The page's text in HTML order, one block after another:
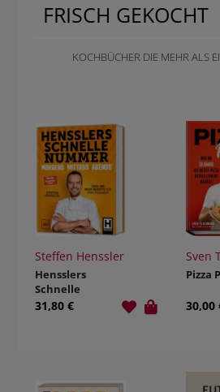
FRISCH GEKOCHT
KOCHBÜCHER DIE MEHR ALS
Steffen Henssler
Hensslers
Schnelle
Nummer -
31,80 €
Sven
Pizza
30,00